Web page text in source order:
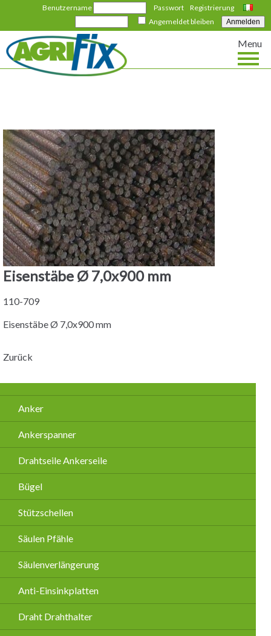
Italiano
Registrierung
Benutzername
Passwort
Angemeldet bleiben
Menu
Eisenstäbe Ø 7,0x900 mm
110-709
Eisenstäbe Ø 7,0x900 mm
Zurück
Navigation
überspringen
Anker
Ankerspanner
Drahtseile Ankerseile
Bügel
Stützschellen
Säulen Pfähle
Säulenverlängerung
Anti-Einsinkplatten
Draht Drahthalter